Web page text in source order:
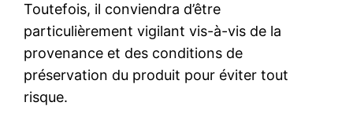
Toutefois, il conviendra d’être
particulièrement vigilant vis-à-vis de la
provenance et des conditions de
préservation du produit pour éviter tout
risque.